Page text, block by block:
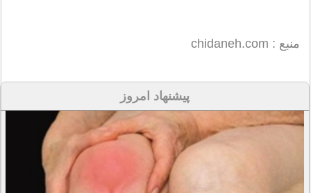
منبع : chidaneh.com
پیشنهاد امروز